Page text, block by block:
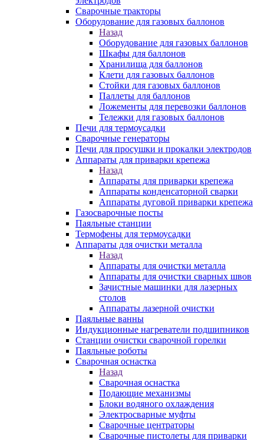
Сварочные тракторы
Оборудование для газовых баллонов
Назад
Оборудование для газовых баллонов
Шкафы для баллонов
Хранилища для баллонов
Клети для газовых баллонов
Стойки для газовых баллонов
Паллеты для баллонов
Ложементы для перевозки баллонов
Тележки для газовых баллонов
Печи для термоусадки
Сварочные генераторы
Печи для просушки и прокалки электродов
Аппараты для приварки крепежа
Назад
Аппараты для приварки крепежа
Аппараты конденсаторной сварки
Аппараты дуговой приварки крепежа
Газосварочные посты
Паяльные станции
Термофены для термоусадки
Аппараты для очистки металла
Назад
Аппараты для очистки металла
Аппараты для очистки сварных швов
Зачистные машинки для лазерных
столов
Аппараты лазерной очистки
Паяльные ванны
Индукционные нагреватели подшипников
Станции очистки сварочной горелки
Паяльные роботы
Сварочная оснастка
Назад
Сварочная оснастка
Подающие механизмы
Блоки водяного охлаждения
Электросварные муфты
Сварочные центраторы
Сварочные пистолеты для приварки